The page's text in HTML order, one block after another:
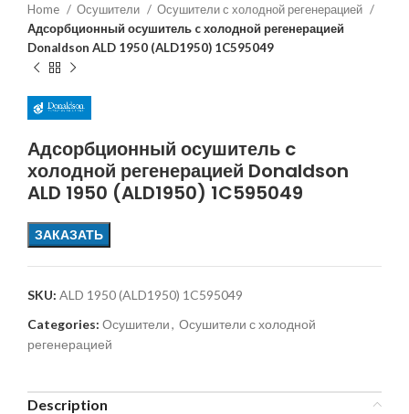
Home Осушители
Осушители с холодной регенерацией
Адсорбционный осушитель c холодной регенерацией
Donaldson ALD 1950 (ALD1950) 1C595049
Адсорбционный осушитель c
холодной регенерацией Donaldson
ALD 1950 (ALD1950) 1C595049
ЗАКАЗАТЬ
SKU: ALD 1950 (ALD1950) 1C595049
Categories: Осушители, Осушители с холодной
регенерацией
Description